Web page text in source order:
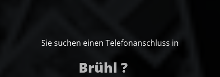
Sie suchen einen Telefonanschluss in
Brühl ?